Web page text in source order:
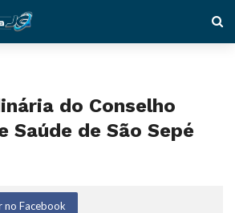
do Conselho
Saúde de São Sepé
no Facebook